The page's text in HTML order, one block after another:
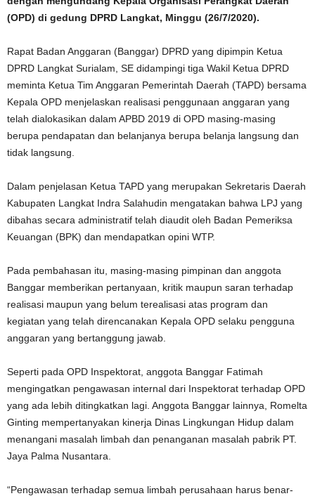
(OPD) di gedung DPRD Langkat, Minggu (26/7/2020).
Rapat Badan Anggaran (Banggar) DPRD yang dipimpin Ketua
DPRD Langkat Surialam, SE didampingi tiga Wakil Ketua DPRD
meminta Ketua Tim Anggaran Pemerintah Daerah (TAPD) bersama
Kepala OPD menjelaskan realisasi penggunaan anggaran yang
telah dialokasikan dalam APBD 2019 di OPD masing-masing
berupa pendapatan dan belanjanya berupa belanja langsung dan
tidak langsung.
Dalam penjelasan Ketua TAPD yang merupakan Sekretaris Daerah
Kabupaten Langkat Indra Salahudin mengatakan bahwa LPJ yang
dibahas secara administratif telah diaudit oleh Badan Pemeriksa
Keuangan (BPK) dan mendapatkan opini WTP.
Pada pembahasan itu, masing-masing pimpinan dan anggota
Banggar memberikan pertanyaan, kritik maupun saran terhadap
realisasi maupun yang belum terealisasi atas program dan
kegiatan yang telah direncanakan Kepala OPD selaku pengguna
anggaran yang bertanggung jawab.
Seperti pada OPD Inspektorat, anggota Banggar Fatimah
mengingatkan pengawasan internal dari Inspektorat terhadap OPD
yang ada lebih ditingkatkan lagi. Anggota Banggar lainnya, Romelta
Ginting mempertanyakan kinerja Dinas Lingkungan Hidup dalam
menangani masalah limbah dan penanganan masalah pabrik PT.
Jaya Palma Nusantara.
“Pengawasan terhadap semua limbah perusahaan harus benar-